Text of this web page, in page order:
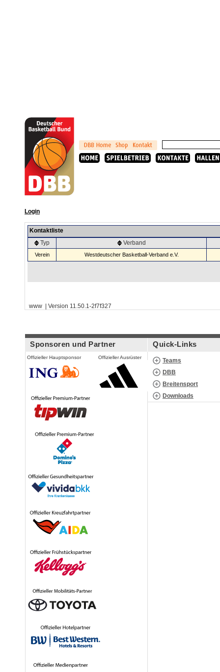
Login
Kontaktliste
Typ
Verband
Verein Westdeutscher Basketball-Verband e.V.
www | Version 11.50.1-2f7f327
Sponsoren und Partner
Offizieller Hauptsponsor Offizieller Ausrüster
Quick-Links
Teams
DBB
Breitensport
Downloads